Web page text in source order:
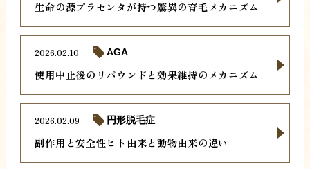
生命の源プラセンタが持つ驚異の育毛メカニズム
使用中止後のリバウンドと効果維持のメカニズム
2026.02.10 AGA
副作用と安全性ヒト由来と動物由来の違い
2026.02.09 円形脱毛症